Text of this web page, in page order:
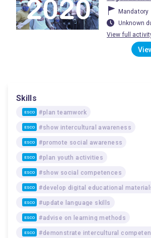
Mandatory
Unknown
View full
Skills
ESCO #plan teamwork
ESCO #show intercultural awareness
ESCO #promote social awareness
ESCO #plan youth activities
ESCO #show social competences
ESCO #develop digital educational
ESCO #update language skills
ESCO #advise on learning methods
ESCO #demonstrate intercultural